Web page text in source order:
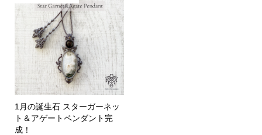
1月の誕生石 スターガーネッ
ト＆アゲートペンダント完
成！